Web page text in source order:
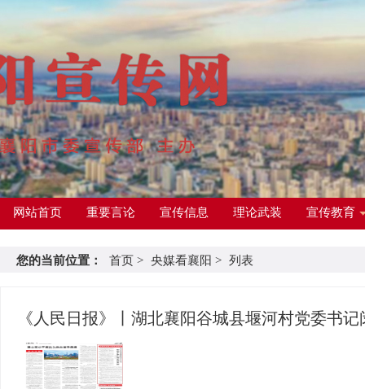
网站首页 重要言论 宣传信息 理论武装 宣传教育
您的当前位置： 首页 > 央媒看襄阳 > 列表
《人民日报》丨湖北襄阳谷城县堰河村党委书